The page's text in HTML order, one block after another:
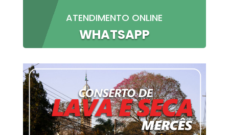
ATENDIMENTO ONLINE
WHATSAPP